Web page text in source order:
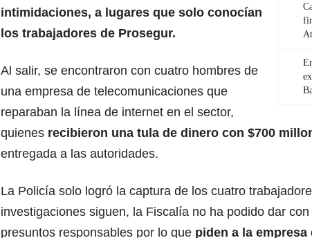
intimidaciones, a lugares que solo conocían
los trabajadores de Prosegur.
Al salir, se encontraron con cuatro hombres de
una empresa de telecomunicaciones que
reparaban la línea de internet en el sector,
quienes recibieron una tula de dinero con $700
entregada a las autoridades.
La Policía solo logró la captura de los cuatro
investigaciones siguen, la Fiscalía no ha podido dar
presuntos responsables por lo que piden a la